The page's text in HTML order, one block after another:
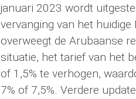
januari 2023 wordt
vervanging van het
overweegt de Arubaanse
situatie, het tarief van het
of 1,5% te verhogen,
7% of 7,5%. Verdere